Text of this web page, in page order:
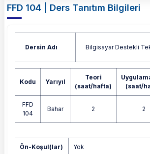
FFD 104 | Ders Tanıtım Bilgileri
Dersin Adı Bilgisayar Destekli
Kodu Yarıyıl
Teori
(saat/hafta)
(saat/
FFD
104
Bahar 2 2
Yok
Ön-Koşul(lar) Yok